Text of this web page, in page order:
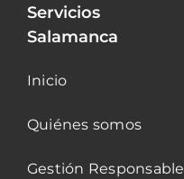
Servicios
Salamanca
Inicio
Quiénes somos
Gestión Responsable